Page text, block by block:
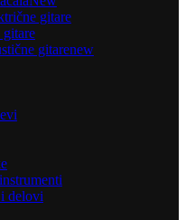
gitare
gitare
gitarenew
delovi